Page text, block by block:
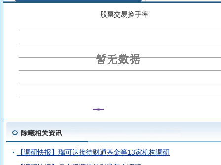
财通聚元平衡3个月持有期混合发起(FOF)C
股票交易换手率
陈曦相关资讯
【调研快报】瑞可达接待财通基金等13家机构调研